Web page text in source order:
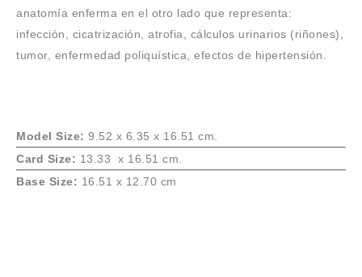
anatomía enferma en el otro lado que representa:
infección, cicatrización, atrofia, cálculos urinarios (riñones),
tumor, enfermedad poliquística, efectos de hipertensión.
Model Size: 9.52 x 6.35 x 16.51 cm.
Card Size: 13.33 x 16.51 cm.
Base Size: 16.51 x 12.70 cm